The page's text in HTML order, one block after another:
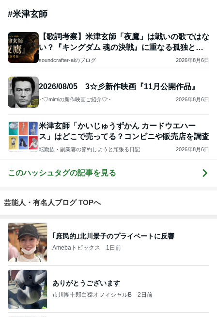
#米津玄師
【歌詞考察】米津玄師「夜鷹」は戦いの歌ではな
い？『キングダム 魂の決戦』に重なる孤独と祈
り
soundcrafter-aiのブログ 2026年8月6日
2026/08/05 3☆彡新作映画『11月公開作品』
･:♡mimiの新作映画ご紹介♡:･ 2026年8月6日
米津玄師「かいじゅうずかん カードウエハー
ス」はどこで売ってる？コンビニや販売店を調査
転勤族・副業妻の節約しようと頑張る日記 2026年8月6日
このハッシュタグの記事を見る
芸能人・有名人ブログ TOPへ
｢庶民的｣北川景子のプライベートに反響
Amebaトピックス 1日前
ありがとうございます
市川團十郎白猿オフィシャルB 2日前